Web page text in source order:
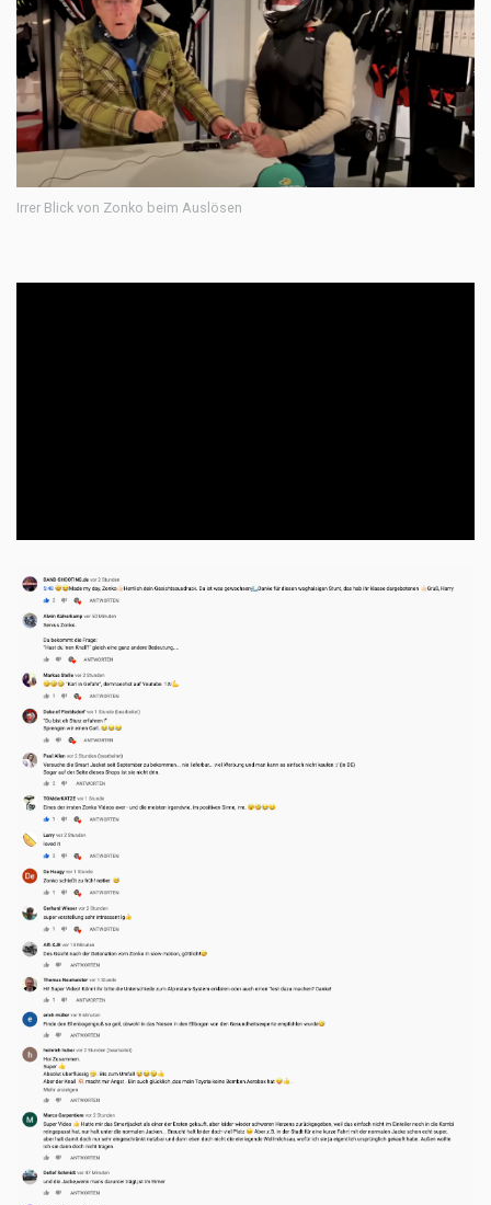
Irrer Blick von Zonko beim Auslösen